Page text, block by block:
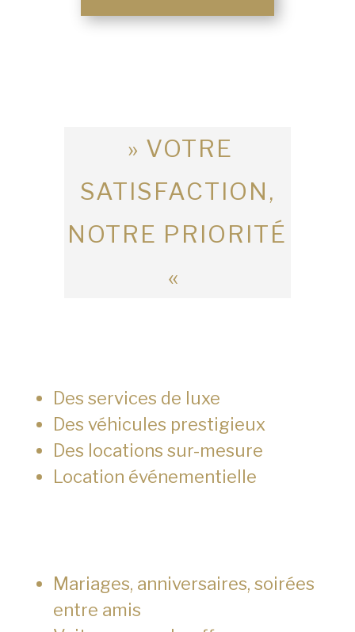
» VOTRE
SATISFACTION,
NOTRE PRIORITÉ
«
Des services de luxe
Des véhicules prestigieux
Des locations sur-mesure
Location événementielle
Mariages, anniversaires, soirées
entre amis